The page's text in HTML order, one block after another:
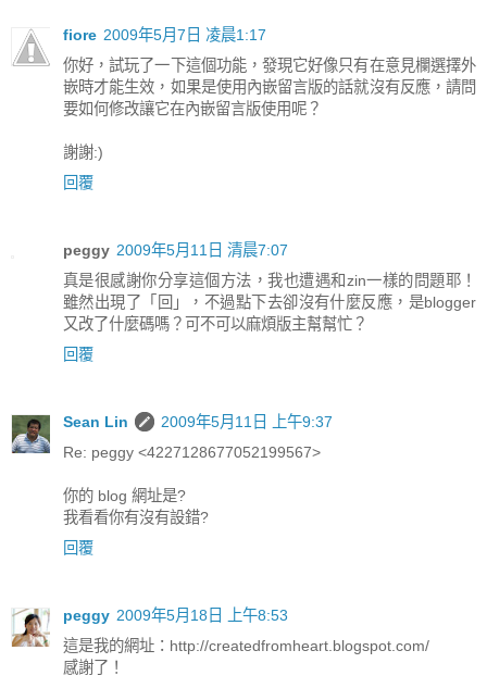
fiore 2009年5月7日 凌晨1:17
你好，試玩了一下這個功能，發現它好像只有在意見欄選擇外
嵌時才能生效，如果是使用內嵌留言版的話就沒有反應，請問
要如何修改讓它在內嵌留言版使用呢？
謝謝:)
回覆
peggy 2009年5月11日 清晨7:07
真是很感謝你分享這個方法，我也遭遇和zin一樣的問題耶！
雖然出現了「回」，不過點下去卻沒有什麼反應，是blogger
又改了什麼碼嗎？可不可以麻煩版主幫幫忙？
回覆
Sean Lin
2009年5月11日 上午9:37
Re: peggy <4227128677052199567>
你的 blog 網址是?
我看看你有沒有設錯?
回覆
peggy 2009年5月18日 上午8:53
這是我的網址：http://createdfromheart.blogspot.com/
感謝了！